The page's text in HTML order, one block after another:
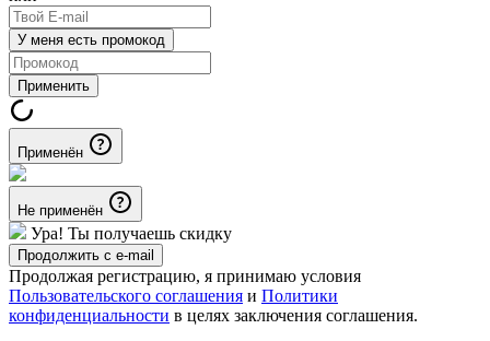
У меня есть промокод
Применить
Применён
Не применён
Ура! Ты получаешь скидку
Продолжить с e-mail
Продолжая регистрацию, я принимаю условия
Пользовательского соглашения и Политики
конфиденциальности в целях заключения соглашения.